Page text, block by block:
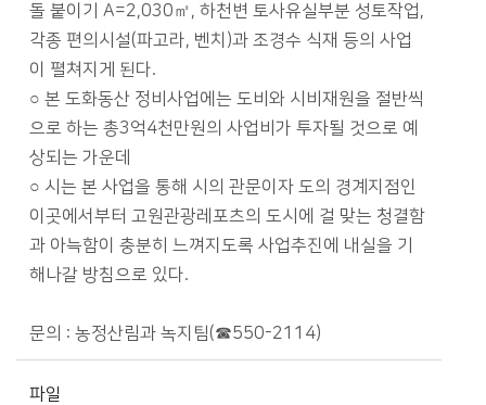
돌 붙이기 A=2,030㎡, 하천변 토사유실부분 성토작업,
각종 편의시설(파고라, 벤치)과 조경수 식재 등의 사업
이 펼쳐지게 된다.
○ 본 도화동산 정비사업에는 도비와 시비재원을 절반씩
으로 하는 총3억4천만원의 사업비가 투자될 것으로 예
상되는 가운데
○ 시는 본 사업을 통해 시의 관문이자 도의 경계지점인
이곳에서부터 고원관광레포츠의 도시에 걸 맞는 청결함
과 아늑함이 충분히 느껴지도록 사업추진에 내실을 기
해나갈 방침으로 있다.
문의 : 농정산림과 녹지팀(☎550-2114)
파일